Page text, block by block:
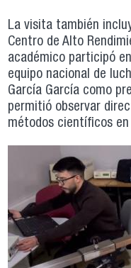
La visita también
Centro de Alto
académico participó
equipo nacional de
García García como
permitió observar
métodos científicos